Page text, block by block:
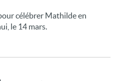
célébrer Mathilde en
le 14 mars.